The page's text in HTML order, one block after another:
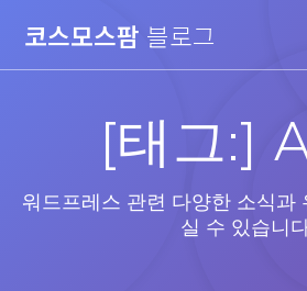
코스모스팜 블로그
[태그:]
워드프레스 관련 다양한 소식과
실 수 있습니